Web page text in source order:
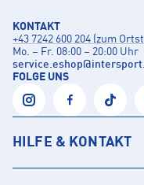
KONTAKT
+43 7242 600 204 (zum
Mo. – Fr. 08:00 – 20:00 Uhr
service.eshop@
FOLGE UNS
HILFE & KONTAKT